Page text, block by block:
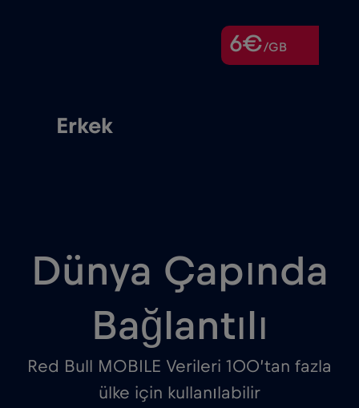
6€/GB
Erkek
Dünya Çapında
Bağlantılı
Red Bull MOBILE Verileri 100’tan fazla
ülke için kullanılabilir